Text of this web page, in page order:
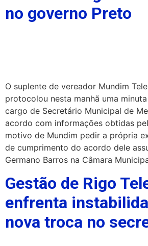
no governo Preto
O suplente de vereador Mundim
protocolou nesta manhã uma
cargo de Secretário Municipal de
acordo com informações obtidas
motivo de Mundim pedir a própria
de cumprimento do acordo dele
Germano Barros na Câmara
Gestão de Rigo
enfrenta
nova troca no